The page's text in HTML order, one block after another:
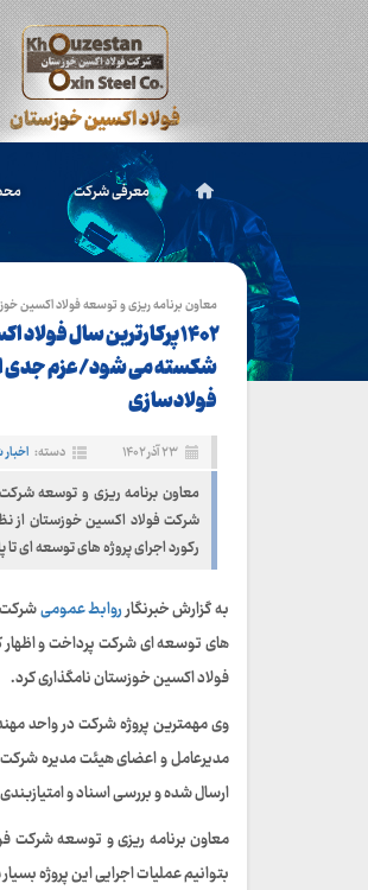
معرفی شرکت
معاون برنامه ریزی و توسعه فولاد اکسین
۱۴۰۲ پرکارترین سال
شکسته می شود/عزم جدی
فولادسازی
۲۳ آذر ۱۴۰۲ دسته:
معاون برنامه ریزی و توسعه
شرکت فولاد اکسین خوزستان از
رکورد اجرای پروژه های توسعه ای تا
به گزارش خبرنگارروابط عمومیشرکت
های توسعه ای شرکت پرداخت و اظهار
فولاد اکسین خوزستان نامگذاری کرد.
وی مهمترین پروژه شرکت در واحد
مدیرعامل و اعضای هیئت مدیره شرکت
ارسال شده و بررسی اسناد و
معاون برنامه ریزی و توسعه شرکت
بتوانیم عملیات اجرایی این پروژه